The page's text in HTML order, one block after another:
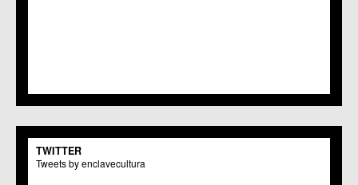
C.C.S. La Paz
C.M. El Carmen
Centros Culturales
C.C. Puertas de Castilla
TWITTER
Tweets by enclavecultura